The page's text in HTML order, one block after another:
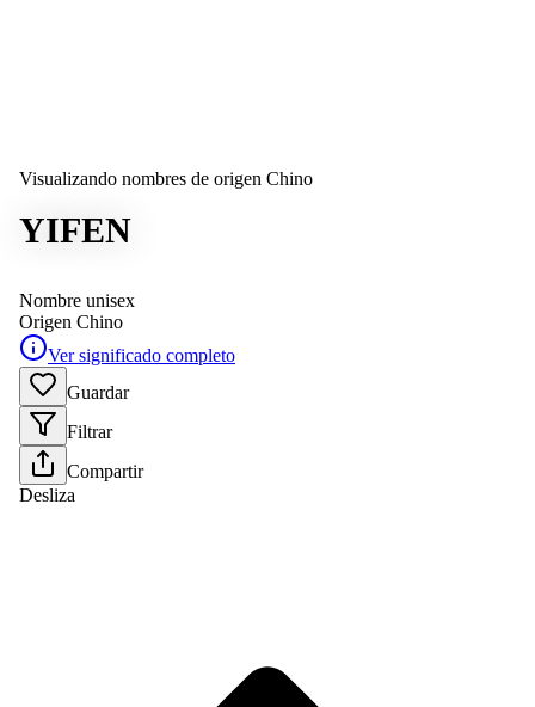
Visualizando nombres de origen Chino
YIFEN
Nombre unisex
Origen Chino
Ver significado completo
Guardar
Filtrar
Compartir
Desliza